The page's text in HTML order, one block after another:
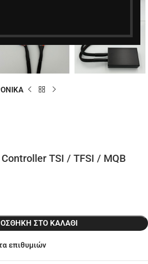
TSI / TFSI / MQB
ΣΤΟ ΚΑΛΆΘΙ
επιθυμιών